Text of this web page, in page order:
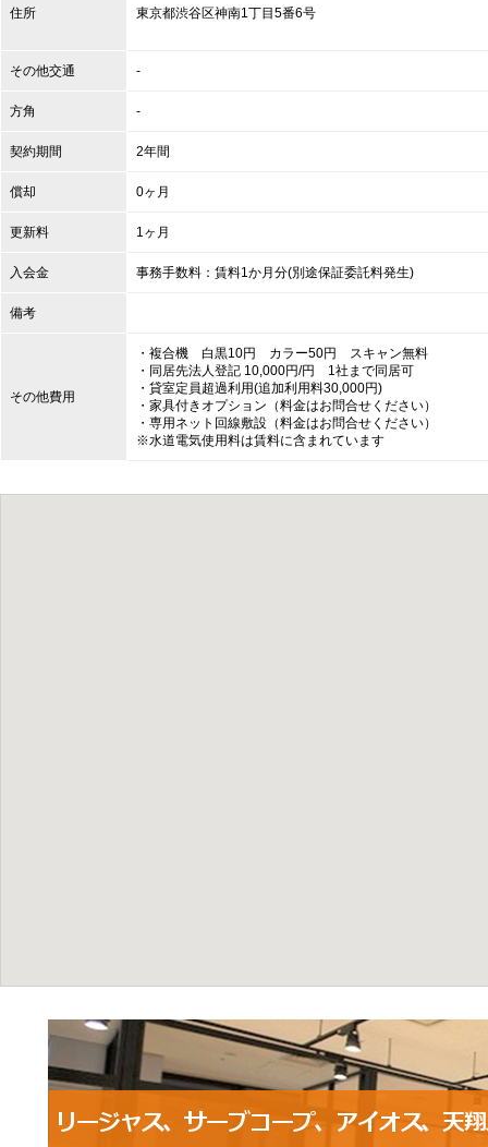
住所 東京都渋谷区神南1丁目5番6号
その他交通 -
方角 -
契約期間 2年間
償却 0ヶ月
更新料 1ヶ月
入会金 事務手数料：賃料1か月分(別途保証委託料発生)
備考
その他費用
・複合機 白黒10円 カラー50円 スキャン無料
・同居先法人登記 10,000円/円 1社まで同居可
・貸室定員超過利用(追加利用料30,000円)
・家具付きオプション（料金はお問合せください）
・専用ネット回線敷設（料金はお問合せください）
※水道電気使用料は賃料に含まれています